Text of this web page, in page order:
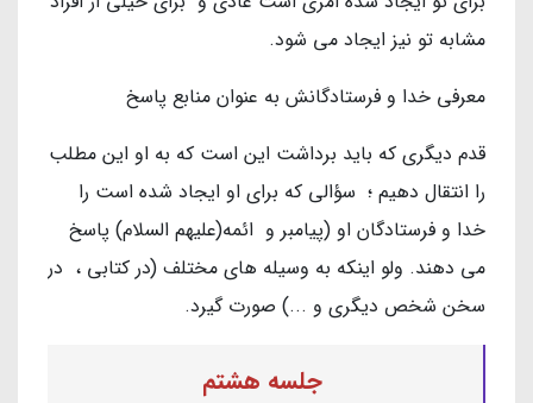
مشابه تو نیز ایجاد می شود.
معرفی خدا و فرستادگانش به عنوان منابع پاسخ
قدم دیگری که باید برداشت این است که به او این مطلب
را انتقال دهیم ؛ سؤالی که برای او ایجاد شده است را
خدا و فرستادگان او (پیامبر و ائمه(علیهم السلام) پاسخ
می دهند. ولو اینکه به وسیله های مختلف (در کتابی ، در
سخن شخص دیگری و ...) صورت گیرد.
جلسه هشتم